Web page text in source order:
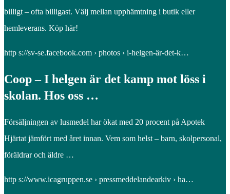
billigt – ofta billigast. Välj mellan upphämtning i butik eller
hemleverans. Köp här!
http s://sv-se.facebook.com › photos › i-helgen-är-det-k…
Coop – I helgen är det kamp mot löss i
skolan. Hos oss …
Försäljningen av lusmedel har ökat med 20 procent på Apotek
Hjärtat jämfört med året innan. Vem som helst – barn, skolpersonal,
föräldrar och äldre …
http s://www.icagruppen.se › pressmeddelandearkiv › ha…